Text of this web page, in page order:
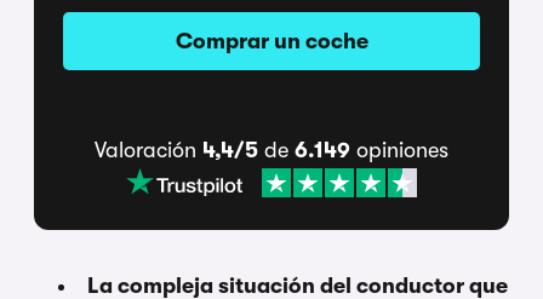
Comprar un coche
Valoración 4,4/5 de 6.149 opiniones
La compleja situación del conductor que